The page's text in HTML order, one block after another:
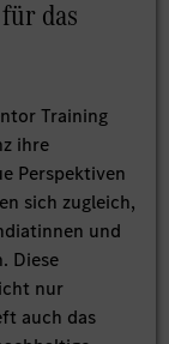
das
Training
ihre
Perspektiven
sich zugleich,
und
Diese
nur
auch das